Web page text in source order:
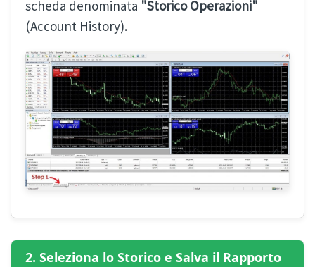
scheda denominata "Storico Operazioni"
(Account History).
2. Seleziona lo Storico e Salva il Rapporto